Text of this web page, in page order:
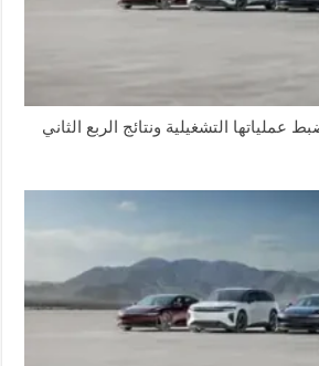
التشغيلية ونتائج الربع الثاني